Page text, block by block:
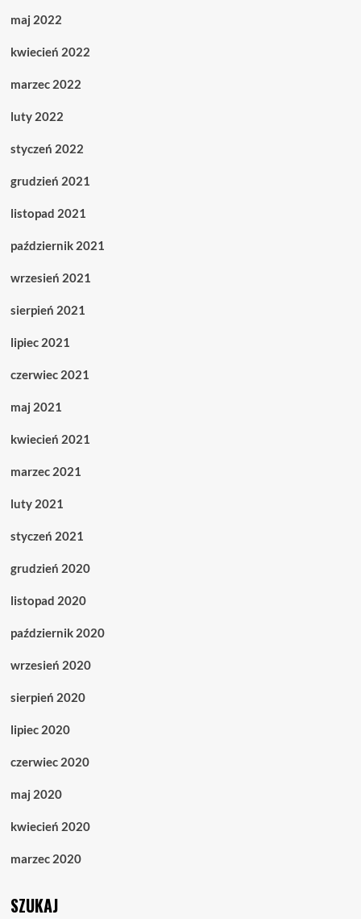
maj 2022
kwiecień 2022
marzec 2022
luty 2022
styczeń 2022
grudzień 2021
listopad 2021
październik 2021
wrzesień 2021
sierpień 2021
lipiec 2021
czerwiec 2021
maj 2021
kwiecień 2021
marzec 2021
luty 2021
styczeń 2021
grudzień 2020
listopad 2020
październik 2020
wrzesień 2020
sierpień 2020
lipiec 2020
czerwiec 2020
maj 2020
kwiecień 2020
marzec 2020
SZUKAJ